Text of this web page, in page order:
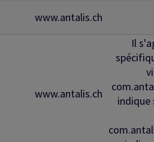
www.antalis.ch
www.antalis.ch
Il
indique